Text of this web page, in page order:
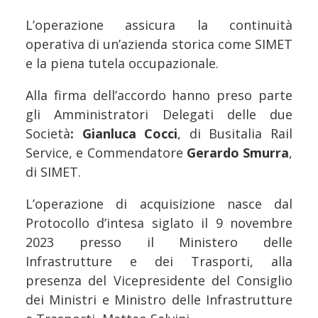
L’operazione assicura la continuità
operativa di un’azienda storica come SIMET
e la piena tutela occupazionale.
Alla firma dell’accordo hanno preso parte
gli Amministratori Delegati delle due
Società: Gianluca Cocci, di Busitalia Rail
Service, e Commendatore Gerardo Smurra,
di SIMET.
L’operazione di acquisizione nasce dal
Protocollo d’intesa siglato il 9 novembre
2023 presso il Ministero delle
Infrastrutture e dei Trasporti, alla
presenza del Vicepresidente del Consiglio
dei Ministri e Ministro delle Infrastrutture